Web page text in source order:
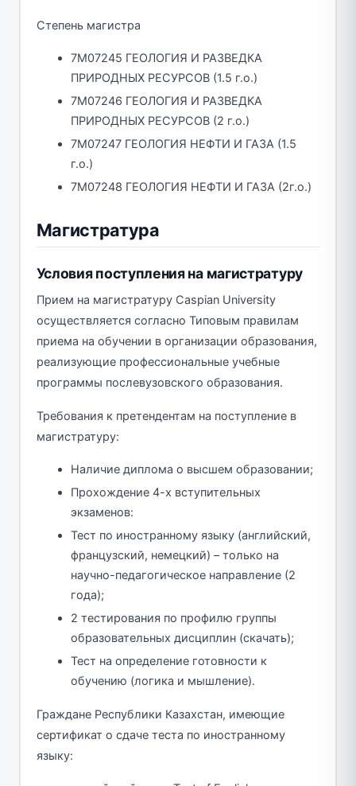
Степень магистра
7M07245 ГЕОЛОГИЯ И РАЗВЕДКА
ПРИРОДНЫХ РЕСУРСОВ (1.5 г.о.)
7M07246 ГЕОЛОГИЯ И РАЗВЕДКА
ПРИРОДНЫХ РЕСУРСОВ (2 г.о.)
7M07247 ГЕОЛОГИЯ НЕФТИ И ГАЗА (1.5
г.о.)
7M07248 ГЕОЛОГИЯ НЕФТИ И ГАЗА (2г.о.)
Магистратура
Условия поступления на магистратуру
Прием на магистратуру Caspian University
осуществляется согласно Типовым правилам
приема на обучении в организации образования,
реализующие профессиональные учебные
программы послевузовского образования.
Требования к претендентам на поступление в
магистратуру:
Наличие диплома о высшем образовании;
Прохождение 4-х вступительных
экзаменов:
Тест по иностранному языку (английский,
французский, немецкий) – только на
научно-педагогическое направление (2
года);
2 тестирования по профилю группы
образовательных дисциплин (скачать);
Тест на определение готовности к
обучению (логика и мышление).
Граждане Республики Казахстан, имеющие
сертификат о сдаче теста по иностранному
языку: